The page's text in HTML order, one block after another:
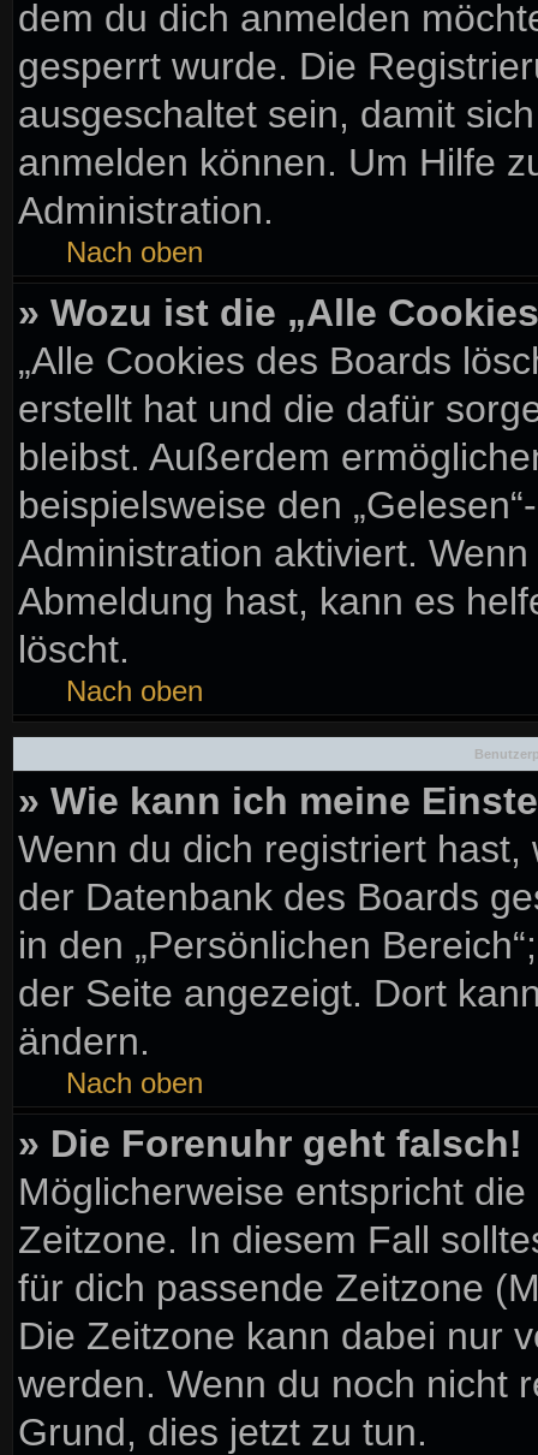
dem du dich anmelden
gesperrt wurde. Die
ausgeschaltet sein, damit
anmelden können. Um Hilfe
Administration.
Nach oben
» Wozu ist die „Alle
„Alle Cookies des Boards
erstellt hat und die dafür
bleibst. Außerdem
beispielsweise den
Administration aktiviert.
Abmeldung hast, kann es
löscht.
Nach oben
» Wie kann ich meine
Wenn du dich registriert
der Datenbank des Boards
in den „Persönlichen
der Seite angezeigt. Dort
ändern.
Nach oben
» Die Forenuhr geht falsch!
Möglicherweise entspricht
Zeitzone. In diesem Fall
für dich passende Zeitzone
Die Zeitzone kann dabei nur
werden. Wenn du noch nicht
Grund, dies jetzt zu tun.